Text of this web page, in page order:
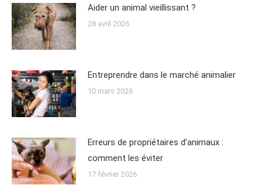
Aider un animal vieillissant ?
28 avril 2026
Entreprendre dans le marché animalier
10 mars 2026
Erreurs de propriétaires d’animaux :
comment les éviter
17 février 2026